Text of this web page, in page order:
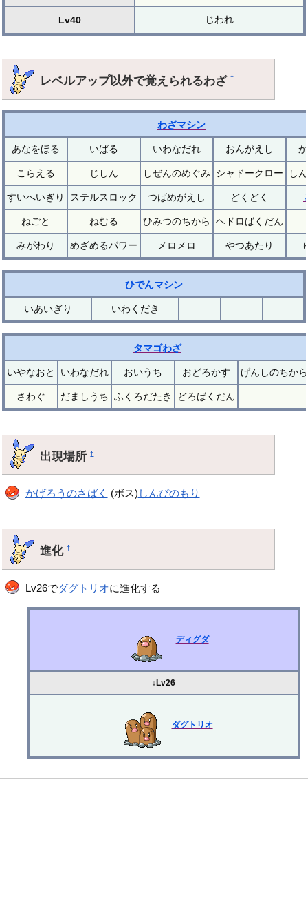
Lv40 じわれ
レベルアップ以外で覚えられるわざ†
わざマシン
あなをほる いばる いわなだれ おんがえし
こらえる じしん しぜんのめぐみ シャドークロー し
すいへいぎり ステルスロック つばめがえし どくどく
ねごと ねむる ひみつのちから ヘドロばくだん
みがわり めざめるパワー メロメロ やつあたり
ひでんマシン
いあいぎり いわくだき
タマゴわざ
いやなおと いわなだれ おいうち おどろかす げんしのちから
さわぐ だましうち ふくろだたき どろばくだん
出現場所†
かげろうのさばく (ボス) しんぴのもり
進化†
Lv26でダグトリオに進化する
ディグダ
↓Lv26
ダグトリオ